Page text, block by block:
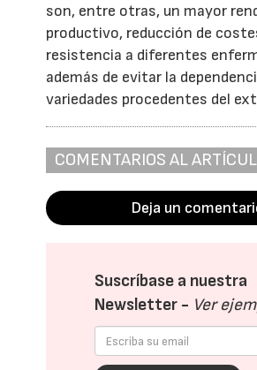
son, entre otras, un mayor
productivo, reducción de
resistencia a diferentes
además de evitar la
variedades procedentes del
COMENTARIOS AL
Deja un
Suscríbase a nuestra
Newsletter - Ver